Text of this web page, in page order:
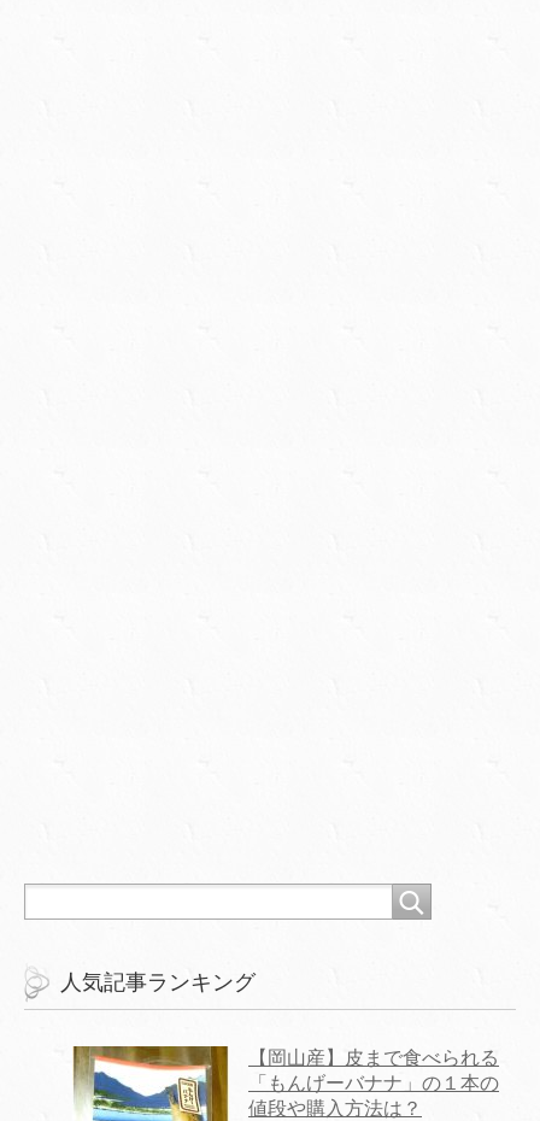
人気記事ランキング
【岡山産】皮まで食べられる
「もんげーバナナ」の１本の
値段や購入方法は？